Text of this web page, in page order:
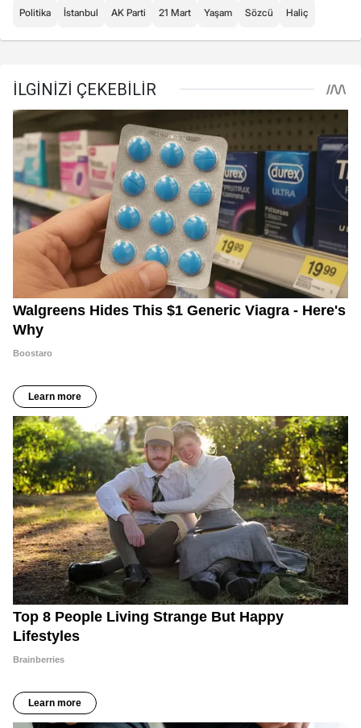
Politika İstanbul AK Parti 21 Mart Yaşam Sözcü Haliç